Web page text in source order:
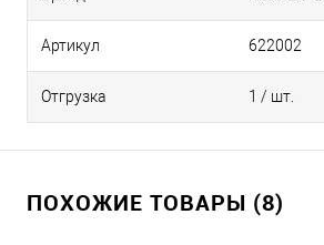
Артикул 622002
Отгрузка 1 / шт.
ПОХОЖИЕ ТОВАРЫ (8)